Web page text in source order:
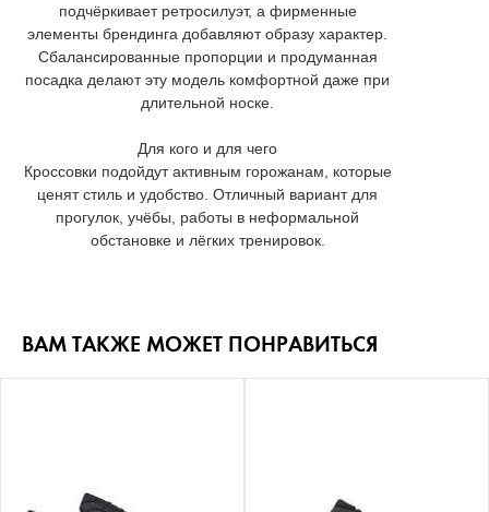
подчёркивает ретросилуэт, а фирменные
элементы брендинга добавляют образу характер.
Сбалансированные пропорции и продуманная
посадка делают эту модель комфортной даже при
длительной носке.
Для кого и для чего
Кроссовки подойдут активным горожанам, которые
ценят стиль и удобство. Отличный вариант для
прогулок, учёбы, работы в неформальной
обстановке и лёгких тренировок.
ВАМ ТАКЖЕ МОЖЕТ ПОНРАВИТЬСЯ